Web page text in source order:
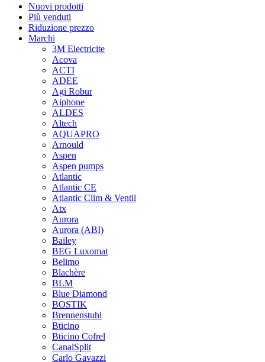
Nuovi prodotti
Più venduti
Riduzione prezzo
Marchi
3M Electricite
Acova
ACTI
ADEE
Agi Robur
Aiphone
ALDES
Altech
AQUAPRO
Arnould
Aspen
Aspen pumps
Atlantic
Atlantic CE
Atlantic Clim & Ventil
Atx
Aurora
Aurora (ABI)
Bailey
BEG Luxomat
Belimo
Blachère
BLM
Blue Diamond
BOSTIK
Brennenstuhl
Bticino
Bticino Cofrel
CanalSplit
Carlo Gavazzi